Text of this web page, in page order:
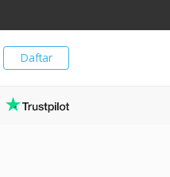
Daftar